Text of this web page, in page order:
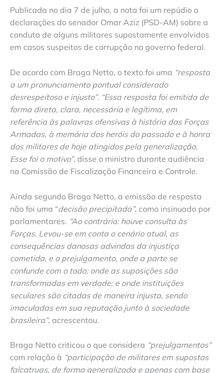
Publicada no dia 7 de julho, a nota foi um repúdio a
declarações do senador Omar Aziz (PSD-AM) sobre a
conduta de alguns militares supostamente envolvidos
em casos suspeitos de corrupção no governo federal.
De acordo com Braga Netto, o texto foi uma “resposta
a um pronunciamento pontual considerado
desrespeitoso e injusto”. “Essa resposta foi emitida de
forma direta, clara, necessária e legítima, em
referência às palavras ofensivas à história das Forças
Armadas, à memória dos heróis do passado e à honra
dos militares de hoje atingidos pela generalização.
Esse foi o motivo”, disse o ministro durante audiência
na Comissão de Fiscalização Financeira e Controle.
Ainda segundo Braga Netto, a emissão de resposta
não foi uma “decisão precipitada”, como insinuado por
parlamentares. “Ao contrário: houve consulta às
Forças. Levou-se em conta o cenário atual, as
consequências danosas advindas da injustiça
cometida, e o prejulgamento, onde a parte se
confunde com o todo; onde as suposições são
transformadas em verdade; e onde instituições
seculares são citadas de maneira injusta, sendo
imaculadas em sua reputação junto à sociedade
brasileira”, acrescentou.
Braga Netto criticou o que considera “prejulgamentos”
com relação à “participação de militares em supostas
falcatruas, de forma generalizada e apenas com base